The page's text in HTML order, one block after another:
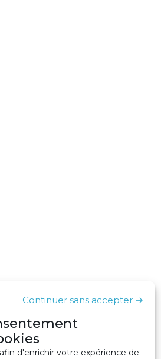
d'enrichir votre expérience de
Continuer sans accepter →
Valeur du point